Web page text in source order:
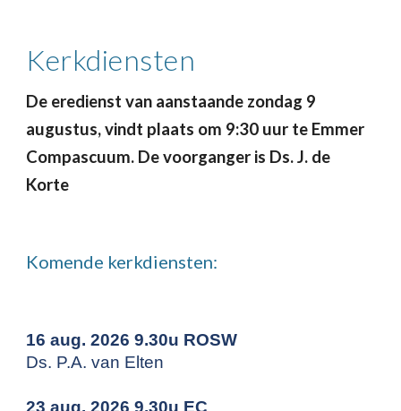
Kerkdiensten
De eredienst van aanstaande zondag 9
augustus, vindt plaats om 9:30 uur te Emmer
Compascuum. De voorganger is Ds. J. de
Korte
Komende kerkdiensten:
16 aug. 2026 9.30u ROSW
Ds. P.A. van Elten
23 aug. 2026 9.30u EC